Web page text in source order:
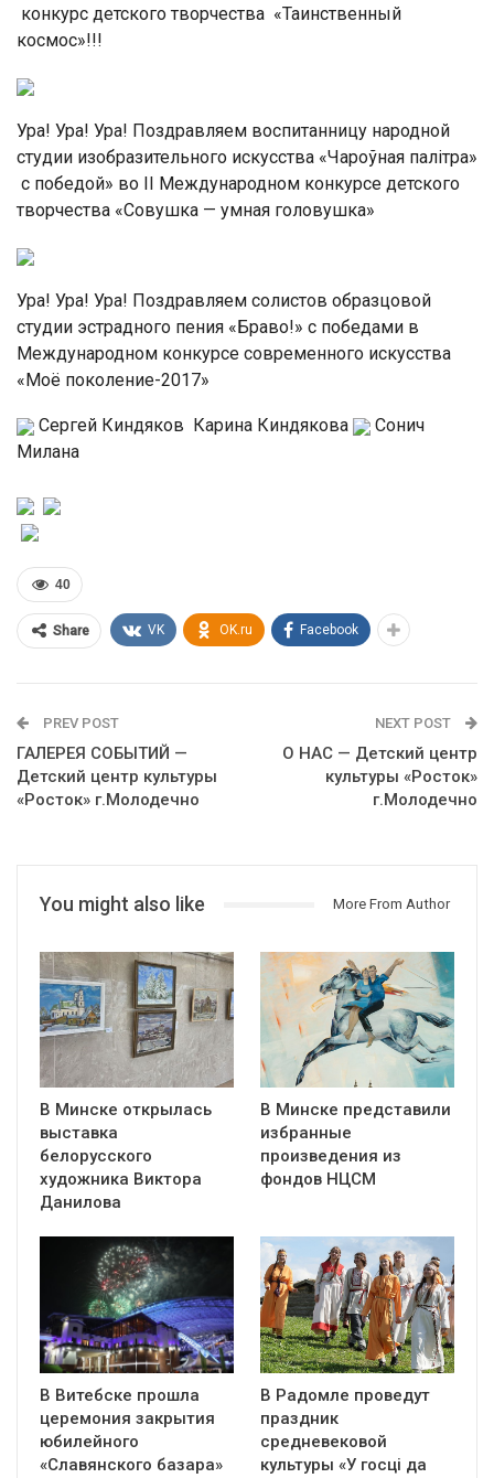
конкурс детского творчества «Таинственный
космос»!!!
Ура! Ура! Ура! Поздравляем воспитанницу народной
студии изобразительного искусства «Чароўная палітра»
с победой» во II Международном конкурсе детского
творчества «Совушка — умная головушка»
Ура! Ура! Ура! Поздравляем солистов образцовой
студии эстрадного пения «Браво!» с победами в
Международном конкурсе современного искусства
«Моё поколение-2017»
Сергей Киндяков Карина Киндякова
Сонич
Милана
40
Share VK OK.ru Facebook
PREV POST
ГАЛЕРЕЯ СОБЫТИЙ —
Детский центр культуры
«Росток» г.Молодечно
NEXT POST
О НАС — Детский центр
культуры «Росток»
г.Молодечно
You might also like More From Author
В Минске открылась
выставка
белорусского
художника Виктора
Данилова
В Минске представили
избранные
произведения из
фондов НЦСМ
В Витебске прошла
церемония закрытия
юбилейного
«Славянского базара»
В Радомле проведут
праздник
средневековой
культуры «У госці да